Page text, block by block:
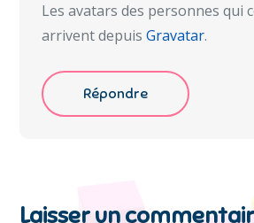
Les avatars des personnes qui
arrivent depuisGravatar.
Répondre
Laisser un